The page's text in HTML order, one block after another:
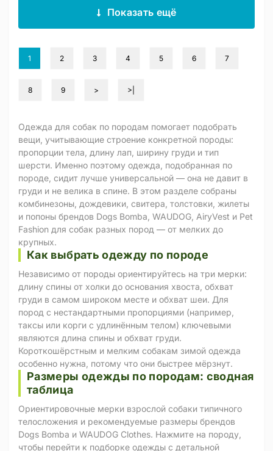
Показать ещё
1 2 3 4 5 6 7
8 9 > >|
Одежда для собак по породам помогает подобрать
вещи, учитывающие строение конкретной породы:
пропорции тела, длину лап, ширину груди и тип
шерсти. Именно поэтому одежда, подобранная по
породе, сидит лучше универсальной — она не давит в
груди и не велика в спине. В этом разделе собраны
комбинезоны, дождевики, свитера, толстовки, жилеты
и попоны брендов Dogs Bomba, WAUDOG, AiryVest и Pet
Fashion для собак разных пород — от мелких до
крупных.
Как выбрать одежду по породе
Независимо от породы ориентируйтесь на три мерки:
длину спины от холки до основания хвоста, обхват
груди в самом широком месте и обхват шеи. Для
пород с нестандартными пропорциями (например,
таксы или корги с удлинённым телом) ключевыми
являются длина спины и обхват груди.
Короткошёрстным и мелким собакам зимой одежда
особенно нужна, потому что они быстрее мёрзнут.
Размеры одежды по породам: сводная
таблица
Ориентировочные мерки взрослой собаки типичного
телосложения и рекомендуемые размеры брендов
Dogs Bomba и WAUDOG Clothes. Нажмите на породу,
чтобы перейти к подборке одежды с детальной